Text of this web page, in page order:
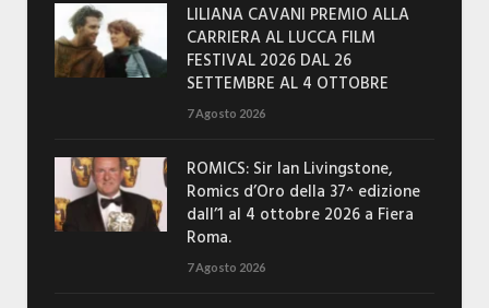
LILIANA CAVANI PREMIO ALLA
CARRIERA AL LUCCA FILM
FESTIVAL 2026 DAL 26
SETTEMBRE AL 4 OTTOBRE
7 Agosto 2026
ROMICS: Sir Ian Livingstone,
Romics d’Oro della 37^ edizione
dall’1 al 4 ottobre 2026 a Fiera
Roma.
7 Agosto 2026